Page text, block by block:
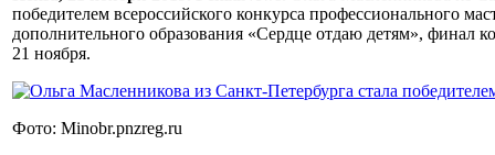
победителем всероссийского конкурса профессионального
дополнительного образования «Сердце отдаю детям», финал
21 ноября.
Фото: Minobr.pnzreg.ru